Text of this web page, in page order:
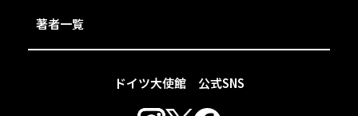
ドイツ大使館 公式SNS
著者一覧